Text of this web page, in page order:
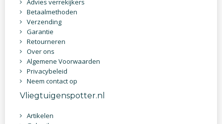
Advies verrekijkers
Betaalmethoden
Verzending
Garantie
Retourneren
Over ons
Algemene Voorwaarden
Privacybeleid
Neem contact op
Vliegtuigenspotter.nl
Artikelen